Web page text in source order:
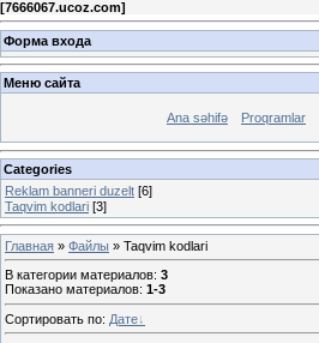
[7666067.ucoz.com]
Форма входа
Меню сайта
Ana səhifə Proqramlar
Categories
Reklam banneri duzelt [6]
Taqvim kodlari [3]
Главная » Файлы » Taqvim kodlari
В категории материалов: 3
Показано материалов: 1-3
Сортировать по: Дате